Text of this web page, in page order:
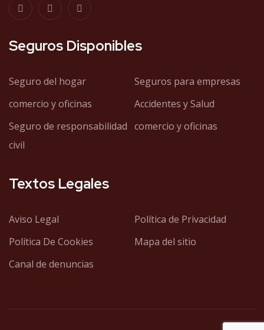
Seguros Disponibles
Seguro del hogar
Seguros para empresas
comercio y oficinas
Accidentes y Salud
Seguro de responsabilidad
civil
comercio y oficinas
Textos Legales
Aviso Legal
Política de Privacidad
Política De Cookies
Mapa del sitio
Canal de denuncias